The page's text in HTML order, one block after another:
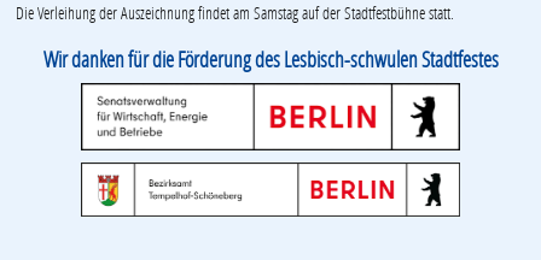
Die Verleihung der Auszeichnung findet am Samstag auf der Stadtfestbühne statt.
Wir danken für die Förderung des Lesbisch-schwulen Stadtfestes